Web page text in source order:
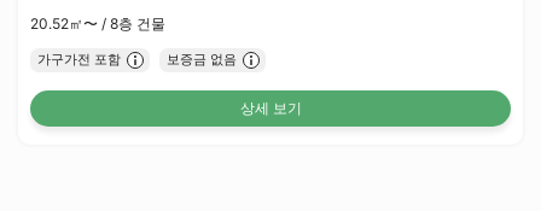
20.52㎡〜 / 8층 건물
가구가전 포함 보증금 없음
상세 보기